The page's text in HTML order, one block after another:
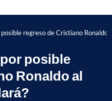
regreso de Cristiano Ronaldo
posible
Ronaldo al